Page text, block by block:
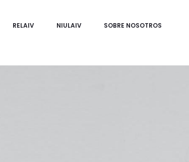
RELAIV NIULAIV
SOBRE NOSOTROS